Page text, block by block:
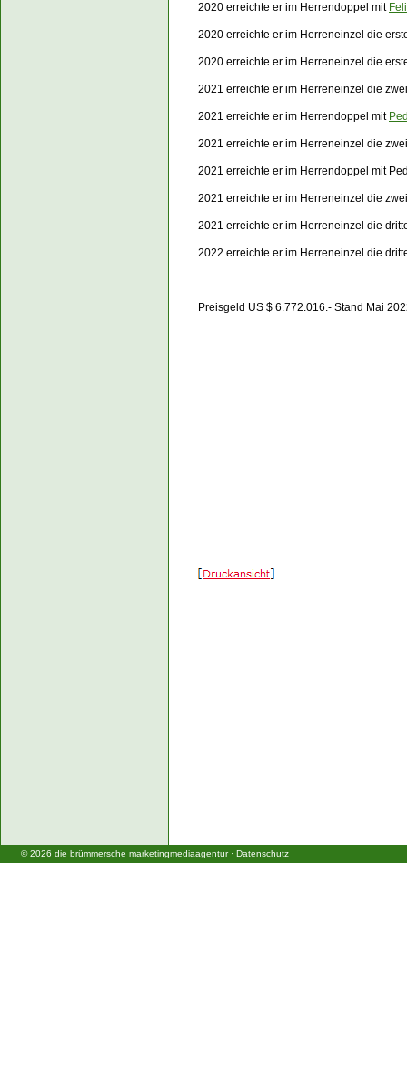
2020 erreichte er im Herrendoppel mit
2020 erreichte er im Herreneinzel die
2020 erreichte er im Herreneinzel die
2021 erreichte er im Herreneinzel die
2021 erreichte er im Herrendoppel mit
2021 erreichte er im Herreneinzel die
2021 erreichte er im Herrendoppel mit
2021 erreichte er im Herreneinzel die
2021 erreichte er im Herreneinzel die
2022 erreichte er im Herreneinzel die
Preisgeld US $ 6.772.016.- Stand Mai
© 2026 die brümmersche marketingmediaagentur· Datenschutz